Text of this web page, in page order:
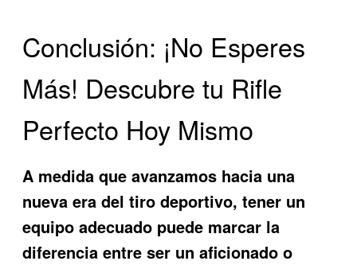
Conclusión: ¡No Esperes
Más! Descubre tu Rifle
Perfecto Hoy Mismo
A medida que avanzamos hacia una
nueva era del tiro deportivo, tener un
equipo adecuado puede marcar la
diferencia entre ser un aficionado o